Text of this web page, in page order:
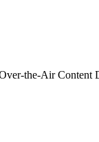
the-Air Content